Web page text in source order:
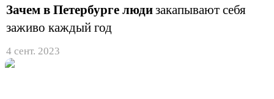
Зачем в Петербурге людизакапывают себя
заживо каждый год
4 сент. 2023